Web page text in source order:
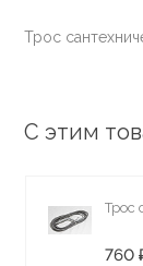
Трос
С этим
Трос
760